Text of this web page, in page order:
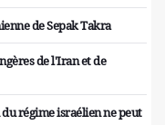
de Sepak Takra
de l'Iran et de
régime israélien ne peut